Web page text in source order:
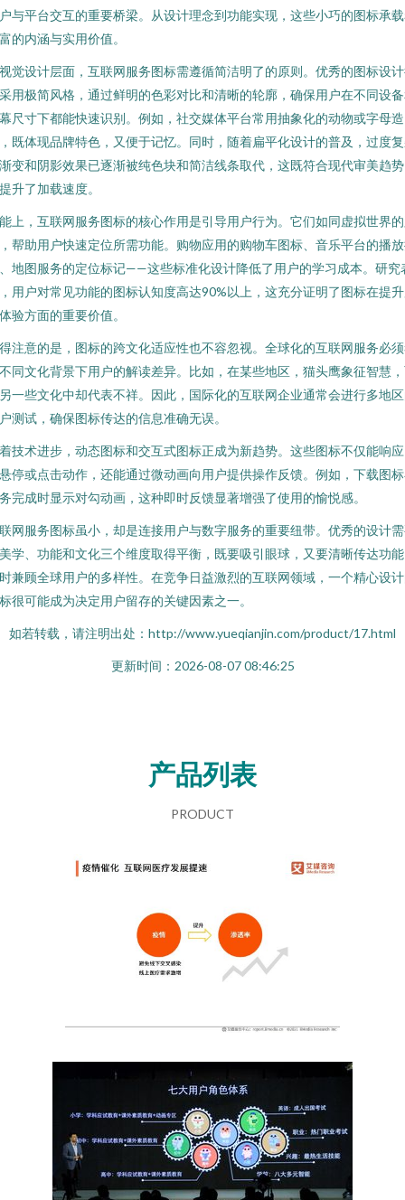
与平台交互的重要桥梁。从设计理念到功能实现，这些小巧的图标承
的内涵与实用价值。
觉设计层面，互联网服务图标需遵循简洁明了的原则。优秀的图标设
用极简风格，通过鲜明的色彩对比和清晰的轮廓，确保用户在不同设
尺寸下都能快速识别。例如，社交媒体平台常用抽象化的动物或字母造
既体现品牌特色，又便于记忆。同时，随着扁平化设计的普及，过度
变和阴影效果已逐渐被纯色块和简洁线条取代，这既符合现代审美趋
升了加载速度。
上，互联网服务图标的核心作用是引导用户行为。它们如同虚拟世界
帮助用户快速定位所需功能。购物应用的购物车图标、音乐平台的播
地图服务的定位标记——这些标准化设计降低了用户的学习成本。研究
用户对常见功能的图标认知度高达90%以上，这充分证明了图标在提
验方面的重要价值。
注意的是，图标的跨文化适应性也不容忽视。全球化的互联网服务必
同文化背景下用户的解读差异。比如，在某些地区，猫头鹰象征智慧
一些文化中却代表不祥。因此，国际化的互联网企业通常会进行多地
测试，确保图标传达的信息准确无误。
技术进步，动态图标和交互式图标正成为新趋势。这些图标不仅能响
停或点击动作，还能通过微动画向用户提供操作反馈。例如，下载图
完成时显示对勾动画，这种即时反馈显著增强了使用的愉悦感。
网服务图标虽小，却是连接用户与数字服务的重要纽带。优秀的设计
学、功能和文化三个维度取得平衡，既要吸引眼球，又要清晰传达功
兼顾全球用户的多样性。在竞争日益激烈的互联网领域，一个精心设
很可能成为决定用户留存的关键因素之一。
如若转载，请注明出处：http://www.yueqianjin.com/product/17.html
更新时间：2026-08-07 08:46:25
产品列表
PRODUCT